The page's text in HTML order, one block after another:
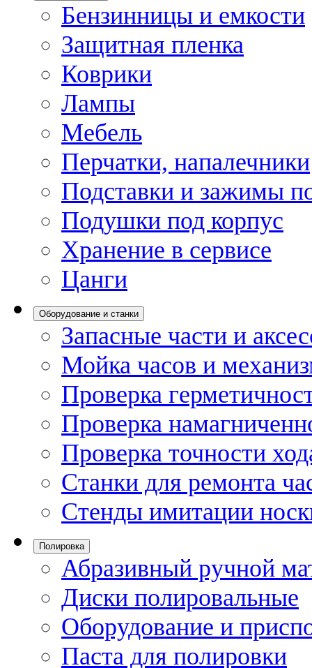
Бензинницы и емкости
Защитная пленка
Коврики
Лампы
Мебель
Перчатки, напалечники
Подставки и зажимы
Подушки под корпус
Хранение в сервисе
Цанги
Оборудование и станки
Запасные части и
Мойка часов и
Проверка
Проверка
Проверка точности
Станки для ремонта
Стенды имитации
Полировка
Абразивный ручной
Диски полировальные
Оборудование и
Паста для полировки